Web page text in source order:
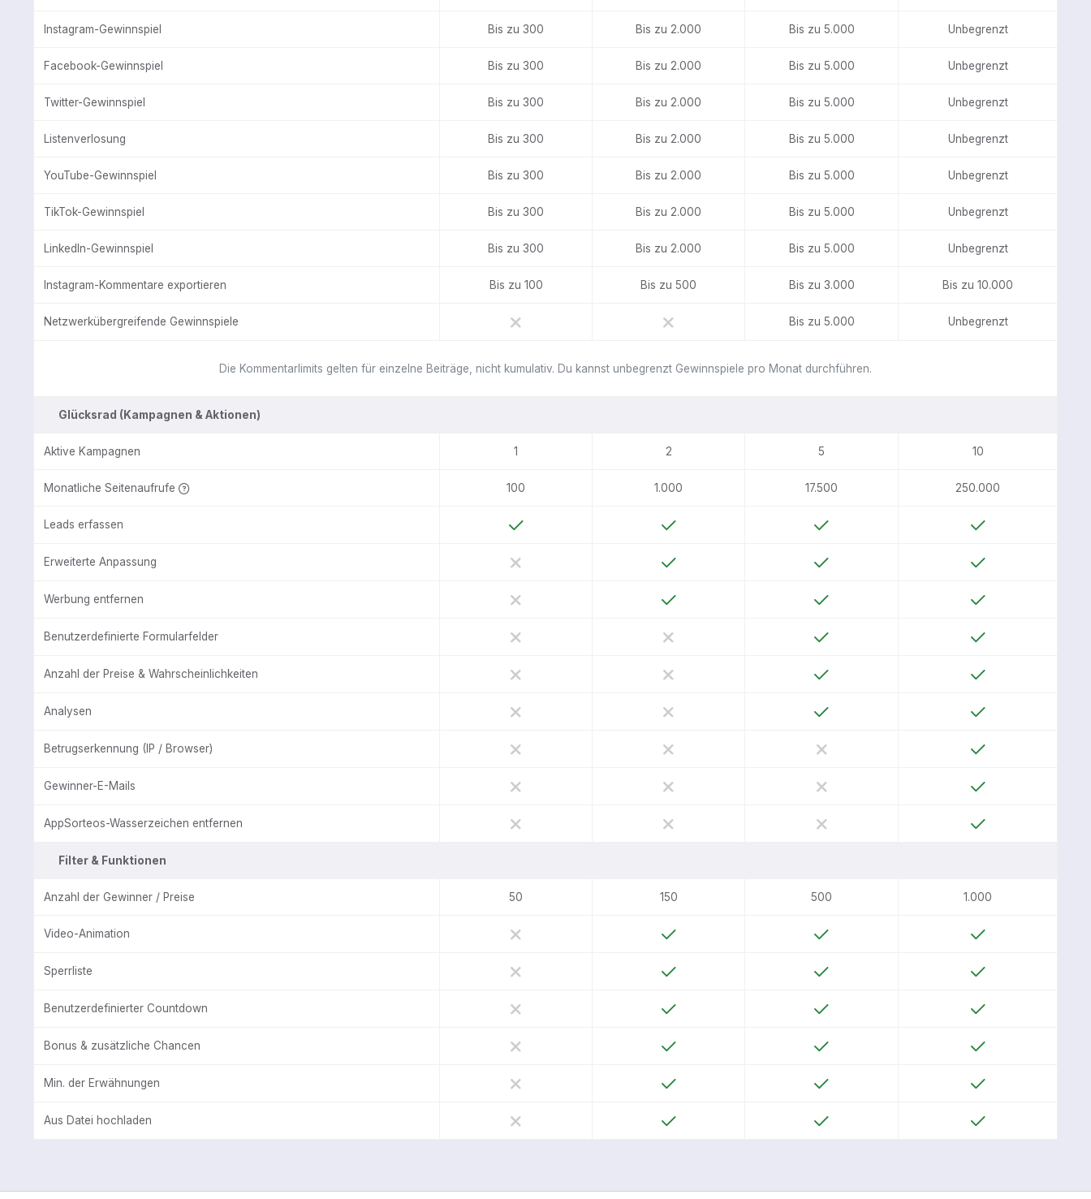
Instagram-Gewinnspiel Bis zu 300 Bis zu 2.000 Bis zu 5.000 Unbegrenzt
Facebook-Gewinnspiel Bis zu 300 Bis zu 2.000 Bis zu 5.000 Unbegrenzt
Twitter-Gewinnspiel Bis zu 300 Bis zu 2.000 Bis zu 5.000 Unbegrenzt
Listenverlosung Bis zu 300 Bis zu 2.000 Bis zu 5.000 Unbegrenzt
YouTube-Gewinnspiel Bis zu 300 Bis zu 2.000 Bis zu 5.000 Unbegrenzt
TikTok-Gewinnspiel Bis zu 300 Bis zu 2.000 Bis zu 5.000 Unbegrenzt
LinkedIn-Gewinnspiel Bis zu 300 Bis zu 2.000 Bis zu 5.000 Unbegrenzt
Instagram-Kommentare exportieren Bis zu 100 Bis zu 500 Bis zu 3.000 Bis zu 10.000
Netzwerkübergreifende Gewinnspiele Bis zu 5.000 Unbegrenzt
Die Kommentarlimits gelten für einzelne Beiträge, nicht kumulativ. Du kannst unbegrenzt Gewinnspiele pro Monat durchführen.
Glücksrad (Kampagnen & Aktionen)
Aktive Kampagnen 1 2 5 10
Monatliche Seitenaufrufe 100 1.000 17.500 250.000
Leads erfassen
Erweiterte Anpassung
Werbung entfernen
Benutzerdefinierte Formularfelder
Anzahl der Preise & Wahrscheinlichkeiten
Analysen
Betrugserkennung (IP / Browser)
Gewinner-E-Mails
AppSorteos-Wasserzeichen entfernen
Filter & Funktionen
Anzahl der Gewinner / Preise 50 150 500 1.000
Video-Animation
Sperrliste
Benutzerdefinierter Countdown
Bonus & zusätzliche Chancen
Min. der Erwähnungen
Aus Datei hochladen